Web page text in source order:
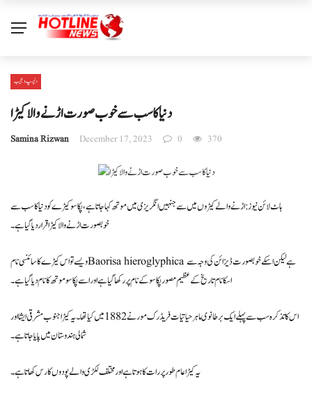
دلچسپ و عجیب
دنیا کا سب سےخوب صورت اڑنےوالا کیڑا
Samina Rizwan December 17, 2023 0 370
ہاٹ لائن نیوز : اڑنے والے کیڑوں میں سے جنہیں انگریزی میں موتھ کہا جاتا ہے، پکاسو کیڑے کو دنیا کا سب سے
خوبصورت اڑنے والا کیڑا قرار دیا گیا ہے۔
ویسےتو اس کیڑےکاسائنسی نام Baorisa hieroglyphica ہے لیکن اسکے خوبصورت ڈیزائن کی وجہ سے
اسکا نام تاریخ کےعظیم مصورپکاسو کےنام پر رکھا گیا ہے اور اسےپکاسوموتھ کا نام دیاگیا ہے۔
اس کا تذکرہ سب سے پہلے ایک برطانوی ماہر حیاتیات فریڈرک مور نے 1882 میں کیا تھا۔ یہ کیڑا جنوب مشرقی ایشا اور
شمالی ہندوستان میں پایا جاتا ہے۔
یہ کیڑا عام طور پر رات کا ہوتا ہے اور مختلف لکڑی والے پودوں کا رس کھاتا ہے۔